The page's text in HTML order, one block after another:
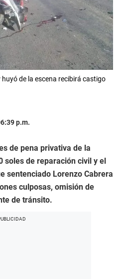
de la escena recibirá castigo
p.m.
de pena privativa de la
soles de reparación civil y el
sentenciado Lorenzo Cabrera
culposas, omisión de
de tránsito.